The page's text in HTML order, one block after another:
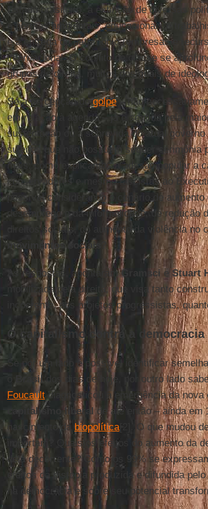
Estado brasileiro, a extinção de diversas
e normas ambientais, educacionais e
e a entrega do patrimônio (empresas e
internacional. O conflito de classe se
grupos de direita, muitos dos quais de
Se a percepção dogolpe– não
em relação à agenda – já é sentida pela
sustentação ou a sobrevida do atual governo
sujeitos que não possuem sequer
mais: como explicamos a adesão popular a
conservadores e mesmo fascistas ao
possível considerando o cenário de
desemprego e da informalidade, de redução
direitos sociais, do aumento da violência
movimentos sociais
As respostas, apontaramGramsci e Stuart
mobilizada pela direita, que visa tanto
incoerente, aos projetos progressistas,
O capitalismo contra a democracia
Se por um lado é possível identificar
Brasildos dias de hoje, por outro lado
Foucaultdiagnosticou a emergência da nova
capitalismo liberalde até então – ainda em
nascimento da biopolítica[2]. O que mudou
importam? Quais os efeitos do aumento da
dela decorrente? Como os 99% se
efeitos da distopia produzida e difundida pelo
na democracia e sobre seu potencial